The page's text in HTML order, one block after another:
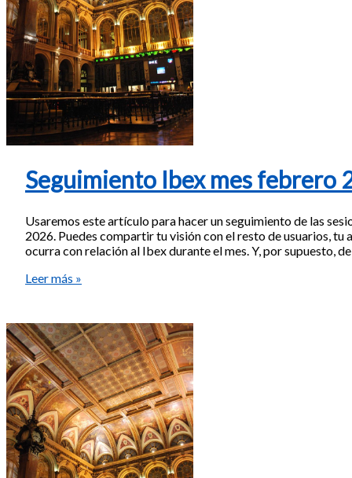
Seguimiento Ibex mes febrero
Usaremos este artículo para hacer un seguimiento de las
2026. Puedes compartir tu visión con el resto de usuarios, tu
ocurra con relación al Ibex durante el mes. Y, por supuesto,
Seguimiento
febrero
2026
Leer más »